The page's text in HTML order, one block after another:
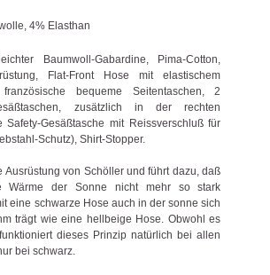
4% Elasthan
Baumwoll-Gabardine, Pima-Cotton,
Flat-Front Hose mit elastischem
bequeme Seitentaschen, 2
zusätzlich in der rechten
Safety-Gesäßtasche mit Reissverschluß für
Schutz), Shirt-Stopper.
Ausrüstung von Schöller und führt dazu, daß
Wärme der Sonne nicht mehr so stark
eine schwarze Hose auch in der sonne sich
trägt wie eine hellbeige Hose. Obwohl es
dieses Prinzip natürlich bei allen
bei schwarz.